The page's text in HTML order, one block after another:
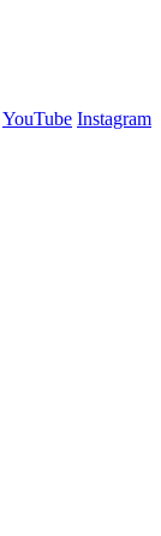
YouTube Instagram